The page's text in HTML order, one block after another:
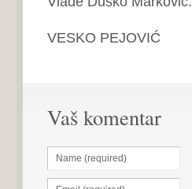
VESKO PEJOVIĆ
Vaš komentar